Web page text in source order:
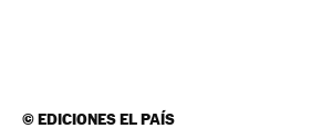
©EDICIONES EL PAÍS